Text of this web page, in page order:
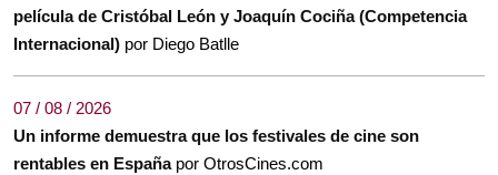
película de Cristóbal León y Joaquín Cociña (Competencia
Internacional) por Diego Batlle
07 / 08 / 2026
Un informe demuestra que los festivales de cine son
rentables en España por OtrosCines.com